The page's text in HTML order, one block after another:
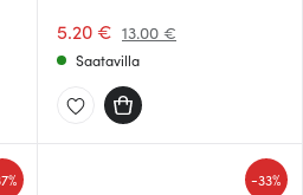
5.20 € 13.00 €
Saatavilla
-33%